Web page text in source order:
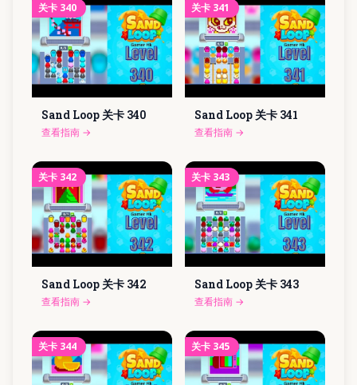
关卡 340
Sand Loop 关卡 340
查看指南 →
关卡 341
Sand Loop 关卡 341
查看指南 →
关卡 342
Sand Loop 关卡 342
查看指南 →
关卡 343
Sand Loop 关卡 343
查看指南 →
关卡 344 关卡 345